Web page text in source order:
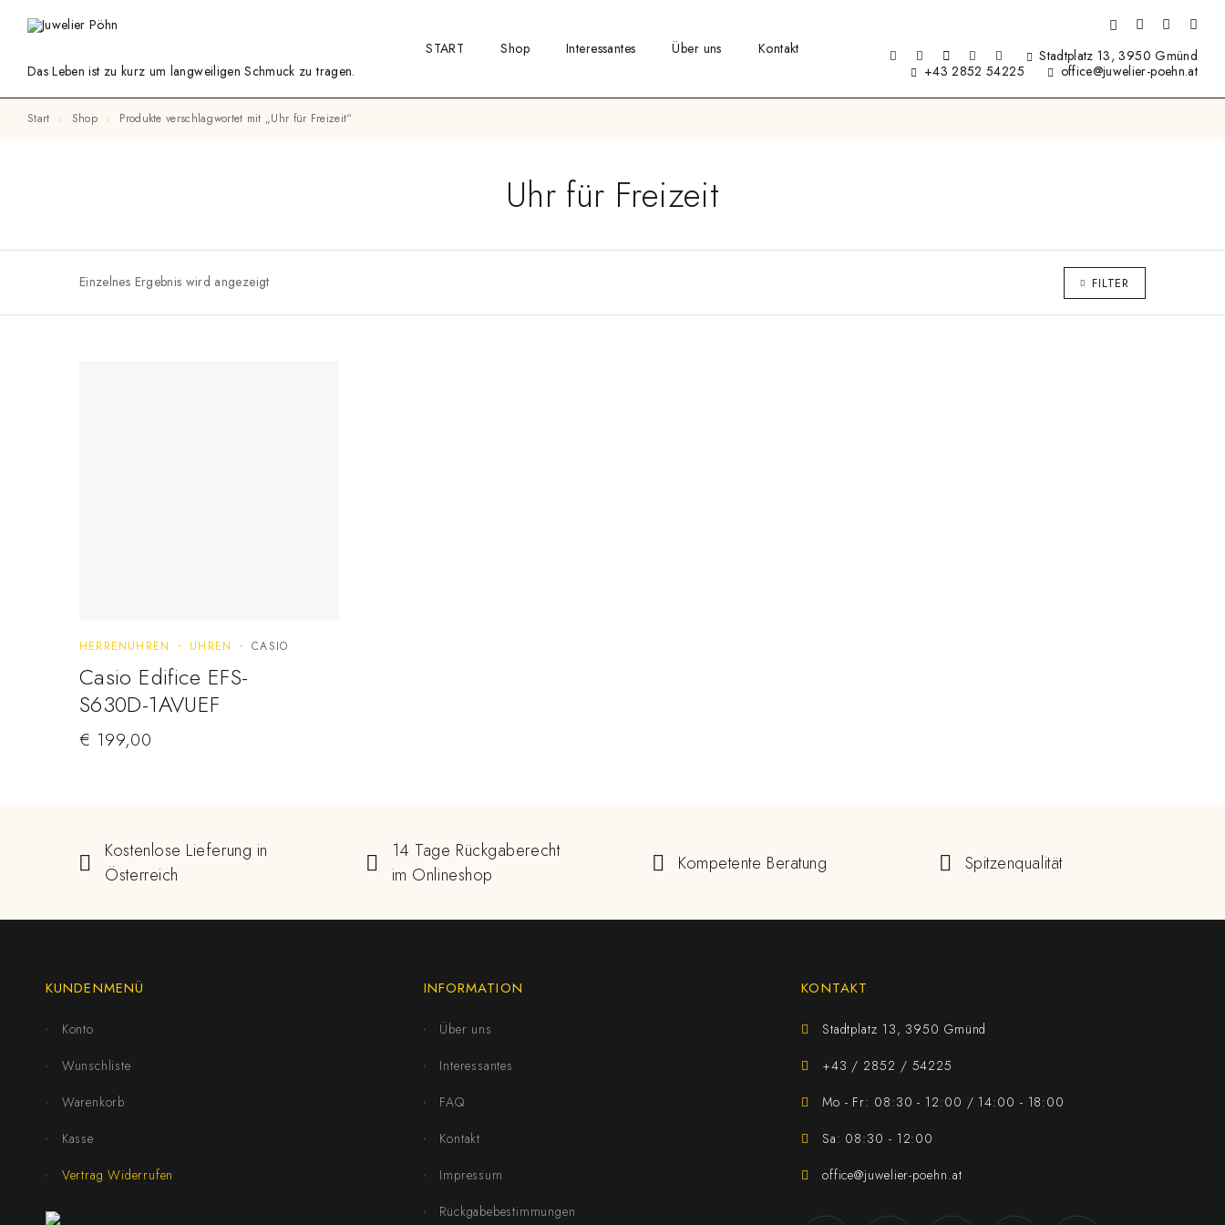
Das Leben ist zu kurz um langweiligen Schmuck zu tragen.
START Shop Interessantes Über uns Kontakt
Stadtplatz 13, 3950 Gmünd
+43 2852 54225
office@juwelier-poehn.at
Start Shop Produkte verschlagwortet mit „Uhr für Freizeit“
Uhr für Freizeit
Einzelnes Ergebnis wird angezeigt FILTER
HERRENUHREN UHREN CASIO
Casio Edifice EFS-
S630D-1AVUEF
€ 199,00
Kostenlose Lieferung in
Österreich
14 Tage Rückgaberecht
im Onlineshop
Kompetente Beratung Spitzenqualität
KUNDENMENÜ
Konto
Wunschliste
Warenkorb
Kasse
Vertrag Widerrufen
INFORMATION
Über uns
Interessantes
FAQ
Kontakt
Impressum
Rückgabebestimmungen
KONTAKT
Stadtplatz 13, 3950 Gmünd
+43 / 2852 / 54225
Mo - Fr: 08:30 - 12:00 / 14:00 - 18:00
Sa: 08:30 - 12:00
office@juwelier-poehn.at